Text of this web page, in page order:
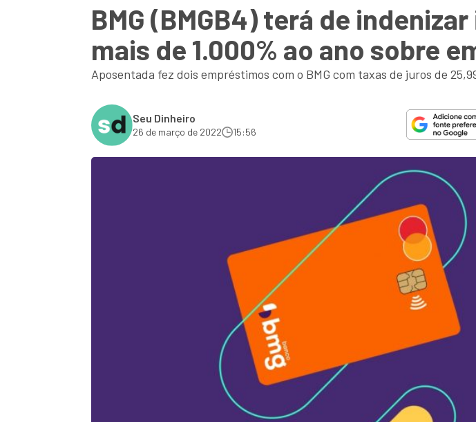
BMG (BMGB4) terá de
mais de 1.000% ao ano sobre
Aposentada fez dois empréstimos com o BMG com taxas de juros de
Seu Dinheiro
26 de março de 2022 15:56